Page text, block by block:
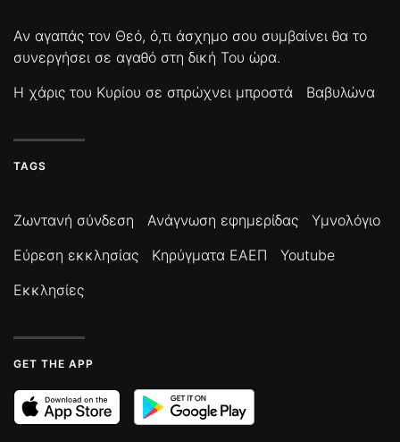
Αν αγαπάς τον Θεό, ό,τι άσχημο σου συμβαίνει θα το
συνεργήσει σε αγαθό στη δική Του ώρα.
Η χάρις του Κυρίου σε σπρώχνει μπροστά
Βαβυλώνα
TAGS
Ζωντανή σύνδεση Ανάγνωση εφημερίδας
Υμνολόγιο
Εύρεση εκκλησίας
Κηρύγματα ΕΑΕΠ
Youtube
Εκκλησίες
GET THE APP